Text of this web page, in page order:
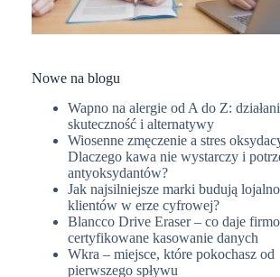
Nowe na blogu
Wapno na alergie od A do Z:
skuteczność i alternatywy
Wiosenne zmęczenie a stres
Dlaczego kawa nie wystarczy i
antyoksydantów?
Jak najsilniejsze marki budują
klientów w erze cyfrowej?
Blancco Drive Eraser – co daje
certyfikowane kasowanie danych
Wkra – miejsce, które pokochasz od
pierwszego spływu